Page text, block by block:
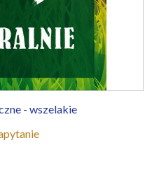
- wszelakie